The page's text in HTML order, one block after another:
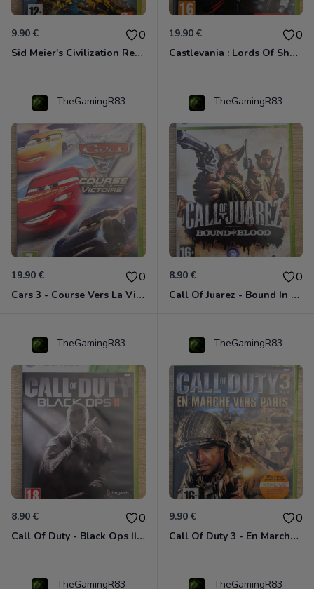
9.90 € 0
Sid Meier's Civilization Revolution Xbox 360
19.90 € 0
Castlevania : Lords Of Shadow Xbox 360
TheGamingR83
19.90 € 0
Cars 3 - Course Vers La Victoire Xbox 360
TheGamingR83
8.90 € 0
Call Of Juarez - Bound In Blood Xbox 360
TheGamingR83
8.90 € 0
Call Of Duty - Black Ops II Xbox 360
TheGamingR83
9.90 € 0
Call Of Duty 3 - En Marche Vers Paris Xbox 360
TheGamingR83 TheGamingR83